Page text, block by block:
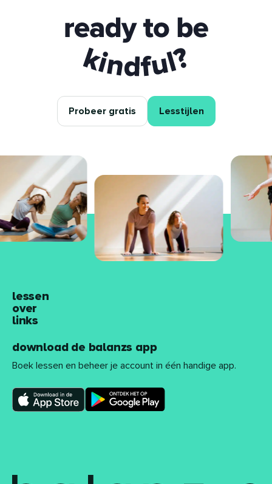
Ready to be kindful?
Probeer gratis Lesstijlen
lessen
over
links
download de balanzs app
Boek lessen en beheer je account in één handige app.